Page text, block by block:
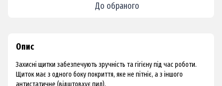
До обраного
Опис
Захисні щитки забезпечують зручність та гігієну під час роботи.
Щиток має з одного боку покриття, яке не пітніє, а з іншого